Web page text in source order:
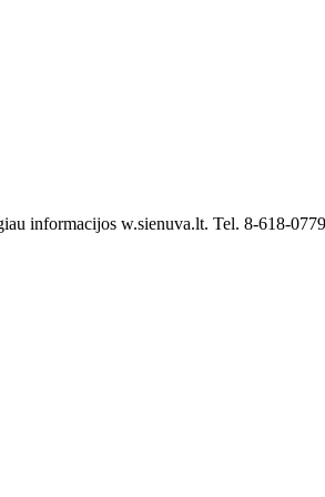
informacijos w.sienuva.lt. Tel. 8-618-